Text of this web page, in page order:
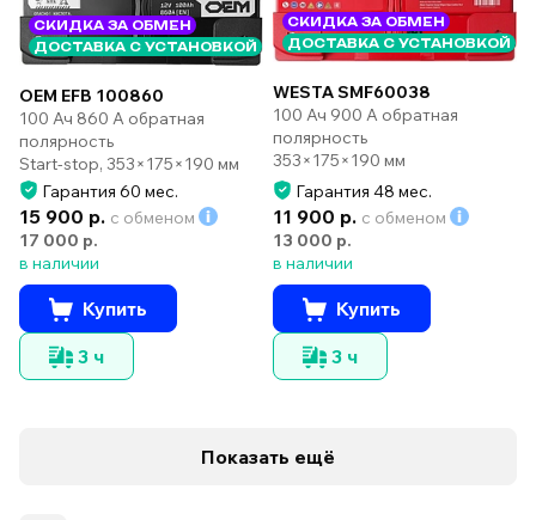
СКИДКА ЗА ОБМЕН
ДОСТАВКА С УСТАНОВКОЙ
OEM EFB 100860
100 Ач 860 А обратная
полярность
Start-stop, 353×175×190 мм
Гарантия 60 мес.
15 900 р. с обменом
17 000 р.
в наличии
Купить
3 ч
СКИДКА ЗА ОБМЕН
ДОСТАВКА С УСТАНОВКОЙ
WESTA SMF60038
100 Ач 900 А обратная
полярность
353×175×190 мм
Гарантия 48 мес.
11 900 р. с обменом
13 000 р.
в наличии
Купить
3 ч
Показать ещё